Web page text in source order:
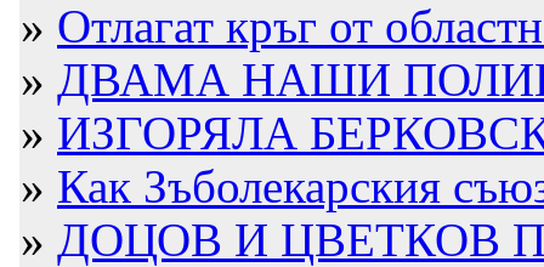
» Отлагат кръг от
» ДВАМА НАШИ
» ИЗГОРЯЛА
» Как Зъболекарския
» ДОЦОВ И ЦВЕТКОВ